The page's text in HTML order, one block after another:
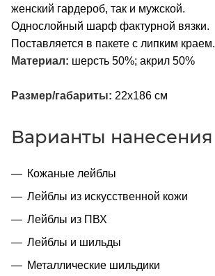
женский гардероб, так и мужской.
Однослойный шарф фактурной вязки.
Поставляется в пакете с липким краем.
Материал: шерсть 50%; акрил 50%
Размер/габариты: 22х186 см
Варианты нанесения
Кожаные лейблы
Лейблы из искусственной кожи
Лейблы из ПВХ
Лейблы и шильды
Металлические шильдики